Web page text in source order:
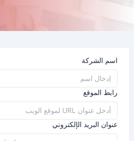
اسم الشركة
رابط الموقع
عنوان البريد الإلكتروني